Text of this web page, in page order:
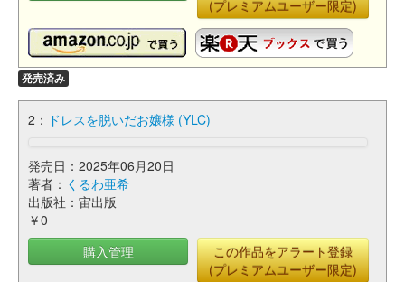
(プレミアムユーザー限定)
発売済み
2： ドレスを脱いだお嬢様 (YLC)
発売日：2025年06月20日
著者： くるわ亜希
出版社：宙出版
￥0
購入管理
この作品をアラート登録
(プレミアムユーザー限定)